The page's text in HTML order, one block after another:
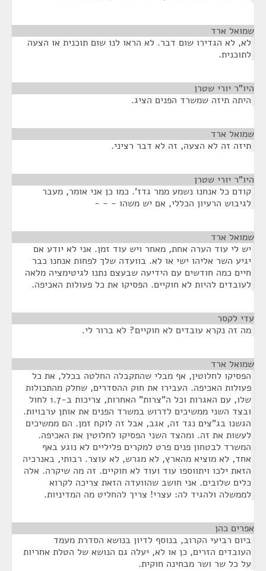
שמואל ארד
לא, לא הגדירו שום דבר. לא הראו לנו שום תוכנית או הצעה
לתוכנית.
היו"ר יורי שטרן
היתה תיזה שמשרד הפנים הציג.
שמואל ארד
תיזה זה לא הצעה, זה לא דבר רציני.
היו"ר יורי שטרן
קודם כל אנחנו נשמע ממר גדז'. כמו כן אני אומר, מעבר
לגיבוש הרעיון הכללי, אם יש משהו - - -
שמואל ארד
יש לי עוד הערה אחת, מאחר ויש עוד זמן. אני לא יודע אם
יגיע השר אליהו ישי או לא. בוועדה שלך לפחות אנחנו כבר
חיים כמה חודשים עם הידיעה שבעצם נתנו לגיטימציה מלאה
לעובדים להיות לא חוקיים. הפסיקו את כל פעולות האכיפה.
עדי לקסר
מה זה נקרא עובדים לא חוקיים? לא ברור לי.
שמואל ארד
הפסיקו לחלוטין, אף מבלי שהתקבלה החלטה בכלל, את כל
פעולות האכיפה. העבירו את חוק ההסדרים, שחלק מהתכולות
שלו, עם האגרות וכל ה"צרות" האחרות, צריכות ב-1.7 לחול
ובצד השני ממשיכים לדרוש במשרד הפנים את אותן ערבויות.
הגשנו בג"צים נגד זה, אגב, אבל זה לוקח זמן. הם ממשיכים
לעשות את זה. ומהצד השני הפסיקו לחלוטין את האכיפה.
המשרד לבטחון פנים פרט למקרים פליליים לא נוגע באף
אחד, לא מוציא מהארץ, לא מגרש, לא עוצר. רבותי, באנרכיה
הזאת ילכו ויתווספו עוד ועוד לא חוקיים. זה מה שיקרה. אלה
כלים שלובים. אני חושב שהוועדה הזאת צריכה לקרוא
לממשלה ולהגיד לה: עצרי! צריך להחליט מה המדיניות.
אפרים כהן
ביום רביעי הקרוב, בנוסף לדיון בנושא הסדרת מעמד
העובדים הזרים, כן או לא, יעלה גם הנושא של הטלת אחריות
על כל שר ושר מבחינה חוקית.